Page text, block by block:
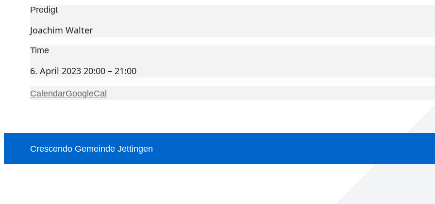
Predigt
Joachim Walter
Time
6. April 2023 20:00 – 21:00
CalendarGoogleCal
Crescendo Gemeinde Jettingen